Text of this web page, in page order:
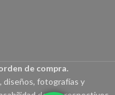
de compra.
diseños, fotografías y